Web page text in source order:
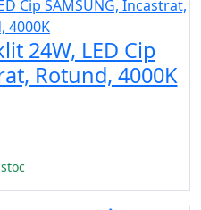
24W, LED Cip
Rotund, 4000K